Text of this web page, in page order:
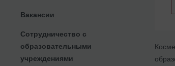
Вакансии
Сотрудничество с
образовательными
учреждениями